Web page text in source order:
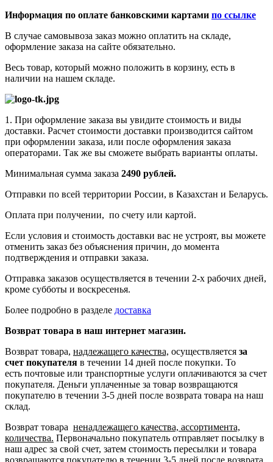
Информация по оплате банковскими картами по ссылке
В случае самовывоза заказ можно оплатить на складе,
оформление заказа на сайте обязательно.
Весь товар, который можно положить в корзину, есть в
наличии на нашем складе.
1. При оформление заказа вы увидите стоимость и виды
доставки. Расчет стоимости доставки производится сайтом
при оформлении заказа, или после оформления заказа
операторами. Так же вы сможете выбрать варианты оплаты.
Минимальная сумма заказа 2490 рублей.
Отправки по всей территории России, в Казахстан и Беларусь.
Оплата при получении, по счету или картой.
Если условия и стоимость доставки вас не устроят, вы можете
отменить заказ без объяснения причин, до момента
подтверждения и отправки заказа.
Отправка заказов осуществляется в течении 2-х рабочих дней,
кроме субботы и воскресенья.
Более подробно в разделе доставка
Возврат товара в наш интернет магазин.
Возврат товара, надлежащего качества, осуществляется за
счет покупателя в течении 14 дней после покупки. То
есть почтовые или транспортные услуги оплачиваются за счет
покупателя. Деньги уплаченные за товар возвращаются
покупателю в течении 3-5 дней после возврата товара на наш
склад.
Возврат товара ненадлежащего качества, ассортимента,
количества. Первоначально покупатель отправляет посылку в
наш адрес за свой счет, затем стоимость пересылки и товара
возвращаются покупателю в течении 3-5 дней после возврата